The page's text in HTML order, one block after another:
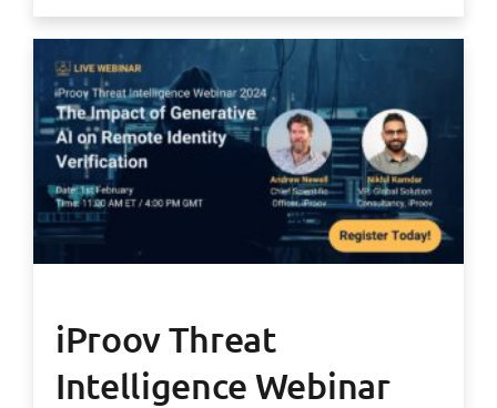
iProov Threat
Intelligence Webinar